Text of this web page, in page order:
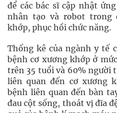
để các bác sĩ cập nhật
nhân tạo và robot trong
khớp, phục hồi chức năng.
Thống kê của ngành y tế
bệnh cơ xương khớp ở
trên 35 tuổi và 60% người
liên quan đến cơ xương
bệnh liên quan đến bàn
đau cột sống, thoát vị đĩa